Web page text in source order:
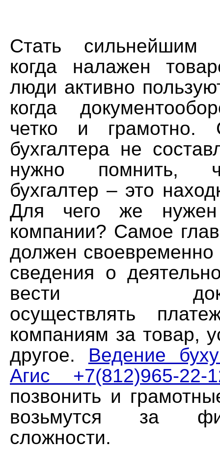
Стать сильнейшим
когда налажен
люди активно
когда
четко и грамотно.
бухгалтера не
нужно помнить,
бухгалтер – это
Для чего же нужен
компании? Самое
должен своевременно
сведения о
вести
осуществлять
компаниям за товар,
другое. Ведение
Агис +7(812)965-22-
позвонить и
возьмутся за
сложности.